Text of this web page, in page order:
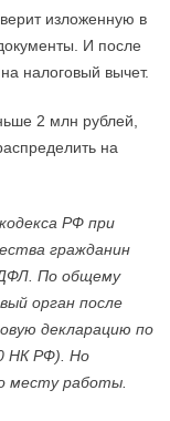
изложенную в
И после
налоговый вычет.
2 млн рублей,
на
РФ при
гражданин
По общему
орган после
декларацию по
НК РФ). Но
месту работы.